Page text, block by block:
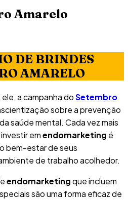
Amarelo
DE BRINDES
AMARELO
a campanha doSetembro
sobre a prevenção
saúde mental. Cada vez mais
emendomarketing é
bem-estar de seus
de trabalho acolhedor.
endomarketingque incluem
são uma forma eficaz de